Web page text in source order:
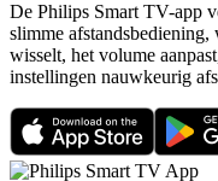
De Philips Smart TV-app
slimme afstandsbediening,
wisselt, het volume
instellingen nauwkeurig